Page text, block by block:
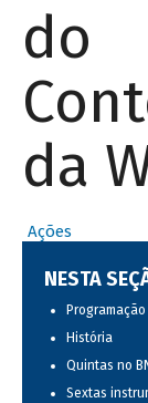
do
da
Ações
NESTA
Programação
História
Quintas no
Sextas